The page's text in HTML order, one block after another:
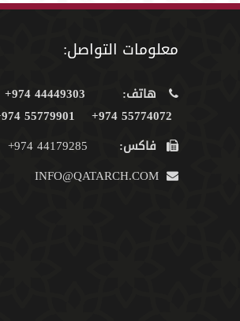
معلومات التواصل:
هاتف:
44449303 974+
55774072 974+
55779901 974+
فاكس: